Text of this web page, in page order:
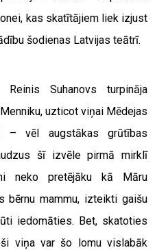
kas skatītājiem liek izjust
šodienas Latvijas teātrī.
Suhanovs turpināja
uzticot viņai Mēdejas
– vēl augstākas grūtības
šī izvēle pirmā mirklī
neko pretējāku kā Māru
bērnu mammu, izteikti gaišu
iedomāties. Bet, skatoties
viņa var šo lomu vislabāk